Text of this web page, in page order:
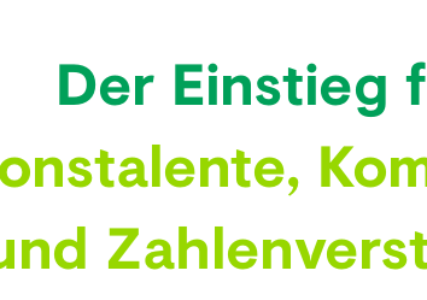
Der Einstieg